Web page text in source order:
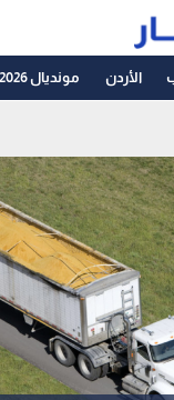
الأردن مونديال 2026